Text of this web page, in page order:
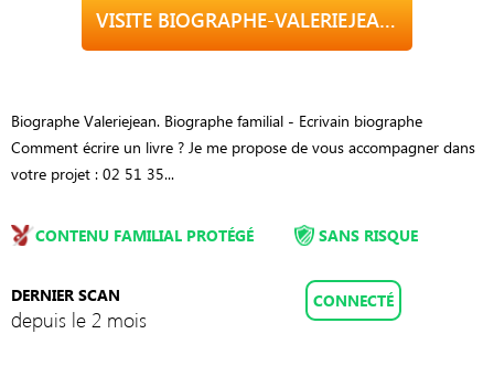
VISITE BIOGRAPHE-VALERIEJEAN.FR
Biographe Valeriejean. Biographe familial - Ecrivain biographe
Comment écrire un livre ? Je me propose de vous accompagner dans
votre projet : 02 51 35...
CONTENU FAMILIAL PROTÉGÉ
DERNIER SCAN
depuis le 2 mois
SANS RISQUE
CONNECTÉ